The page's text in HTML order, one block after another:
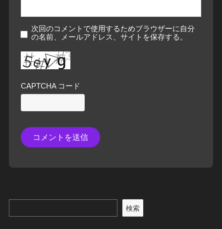
次回のコメントで使用するためブラウザーに自分
の名前、メールアドレス、サイトを保存する。
CAPTCHA コード
検索